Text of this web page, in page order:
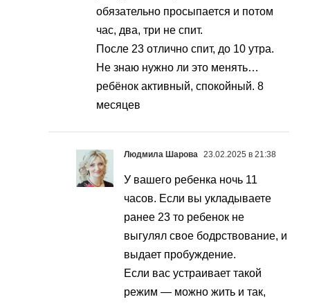
обязательно просыпается и потом
час, два, три не спит.
После 23 отлично спит, до 10 утра.
Не знаю нужно ли это менять…
ребёнок активный, спокойный. 8
месяцев
Людмила Шарова 23.02.2025 в 21:38
У вашего ребенка ночь 11
часов. Если вы укладываете
ранее 23 то ребенок не
выгулял свое бодрствование, и
выдает пробуждение.
Если вас устраивает такой
режим — можно жить и так,